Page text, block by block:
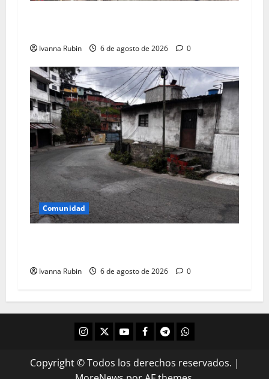
Ivanna Rubin 6 de agosto de 2026 0
Comunidad
Ivanna Rubin 6 de agosto de 2026 0
Copyright © Todos los derechos reservados. |